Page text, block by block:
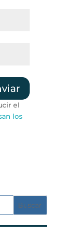
el
los